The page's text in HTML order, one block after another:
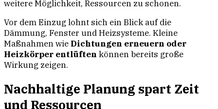
weitere Möglichkeit, Ressourcen zu schonen.
Vor dem Einzug lohnt sich ein Blick auf die
Dämmung, Fenster und Heizsysteme. Kleine
Maßnahmen wie Dichtungen erneuern oder
Heizkörper entlüften können bereits große
Wirkung zeigen.
Nachhaltige Planung spart Zeit
und Ressourcen